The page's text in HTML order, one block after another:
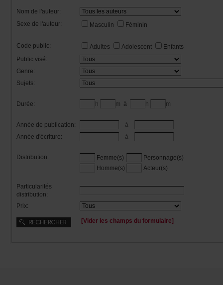
Nomdel'auteur:
Sexedel'auteur:
Masculin Féminin
Codepublic: Adultes Adolescent
Enfants
Publicvisé:
Genre:
Sujets:
Durée: h m à h m
Annéedepublication:
à
Annéed'écriture:
à
Distribution: Femme(s)
Personnage(s)
Homme(s)
Acteur(s)
Particularités
distribution:
Prix:
[Viderleschampsduformulaire]